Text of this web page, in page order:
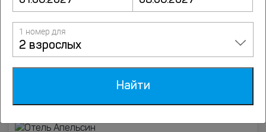
Подробнее
8.3
6 отзывов
Отель Апельсин
1 номер для
2 взрослых
Найти